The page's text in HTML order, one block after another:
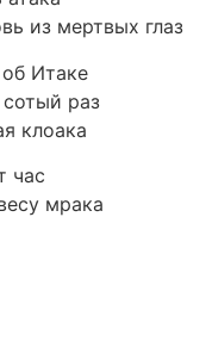
из мертвых глаз
Итаке
раз
клоака
час
мрака